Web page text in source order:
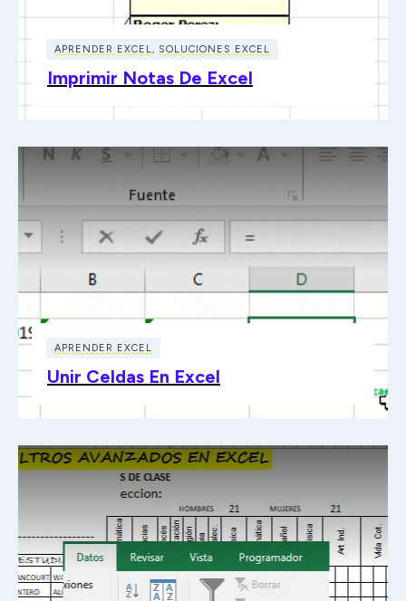
APRENDER EXCEL, SOLUCIONES EXCEL
Imprimir Notas De Excel
APRENDER EXCEL
Unir Celdas En Excel